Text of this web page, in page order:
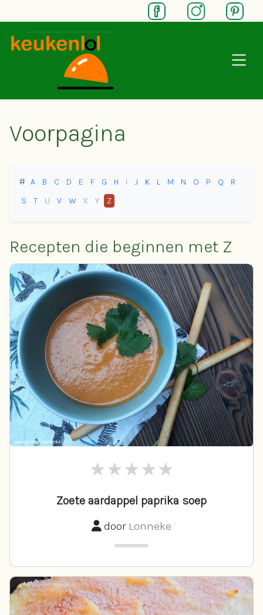
SKIP TO MAIN CONTENT
Voorpagina
# A B C D E F G H I J K L M N O P Q
R
S
T U V W X Y Z
Recepten die beginnen met Z
Zoete aardappel paprika soep
door Lonneke